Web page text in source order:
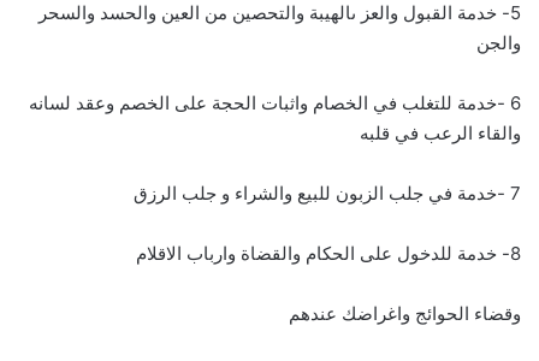
5- خدمة القبول والعز ىالهيبة والتحصين من العين والحسد والسحر
والجن
6 -خدمة للتغلب في الخصام واثبات الحجة على الخصم وعقد لسانه
والقاء الرعب في قلبه
7 -خدمة في جلب الزبون للبيع والشراء و جلب الرزق
8- خدمة للدخول على الحكام والقضاة وارباب الاقلام
وقضاء الحوائج واغراضك عندهم